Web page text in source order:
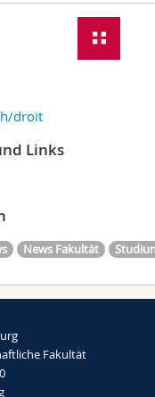
droit
Links
News Fakultät
Fakultät